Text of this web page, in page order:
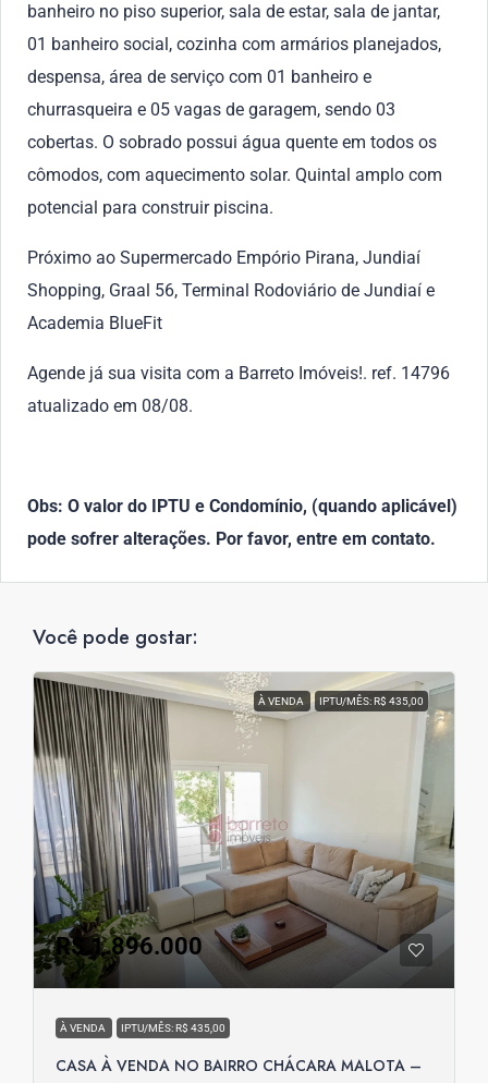
banheiro no piso superior, sala de estar, sala de jantar,
01 banheiro social, cozinha com armários planejados,
despensa, área de serviço com 01 banheiro e
churrasqueira e 05 vagas de garagem, sendo 03
cobertas. O sobrado possui água quente em todos os
cômodos, com aquecimento solar. Quintal amplo com
potencial para construir piscina.
Próximo ao Supermercado Empório Pirana, Jundiaí
Shopping, Graal 56, Terminal Rodoviário de Jundiaí e
Academia BlueFit
Agende já sua visita com a Barreto Imóveis!. ref. 14796
atualizado em 08/08.
Obs: O valor do IPTU e Condomínio, (quando aplicável)
pode sofrer alterações. Por favor, entre em contato.
Você pode gostar:
À VENDA IPTU/MÊS: R$ 435,00
R$ 1.896.000
À VENDA IPTU/MÊS: R$ 435,00
CASA À VENDA NO BAIRRO CHÁCARA MALOTA –